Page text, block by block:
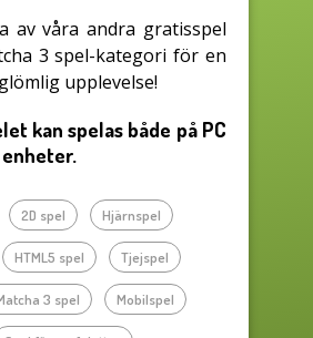
av våra andra gratisspel
3 spel-kategori för en
upplevelse!
kan spelas både på PC
2D spel Hjärnspel
HTML5 spel Tjejspel
3 spel Mobilspel